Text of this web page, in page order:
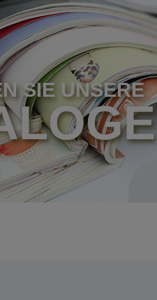
SIE UNSERE